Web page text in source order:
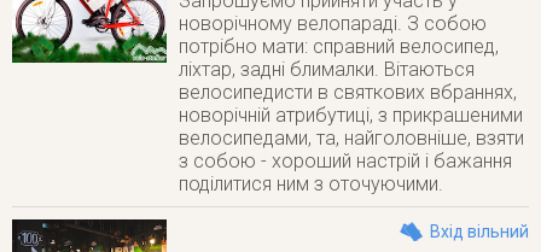
новорічному велопараді. З собою
потрібно мати: справний велосипед,
ліхтар, задні блималки. Вітаються
велосипедисти в святкових вбраннях,
новорічній атрибутиці, з прикрашеними
велосипедами, та, найголовніше, взяти
з собою - хороший настрій і бажання
поділитися ним з оточуючими.
Вхід вільний